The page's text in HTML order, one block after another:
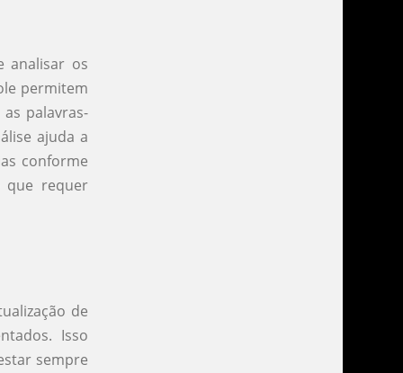
analisar os
permitem
palavras-
ajuda a
conforme
que requer
de
Isso
sempre